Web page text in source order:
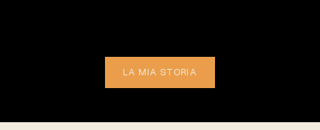
LA MIA STORIA